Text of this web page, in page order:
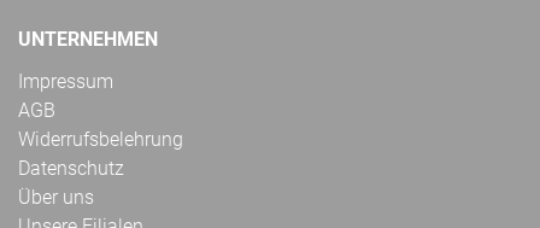
UNTERNEHMEN
Impressum
AGB
Widerrufsbelehrung
Datenschutz
Über uns